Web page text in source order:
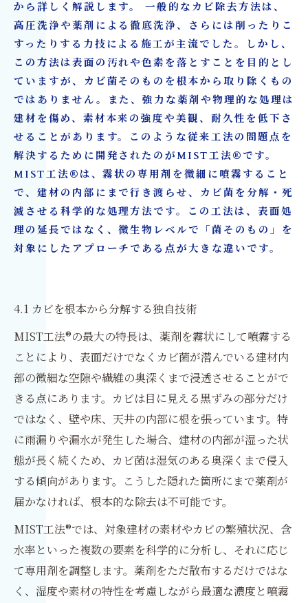
から詳しく解説します。 一般的なカビ除去方法は、
高圧洗浄や薬剤による徹底洗浄、さらには削ったりこ
すったりする力技による施工が主流でした。しかし、
この方法は表面の汚れや色素を落とすことを目的とし
ていますが、カビ菌そのものを根本から取り除くもの
ではありません。また、強力な薬剤や物理的な処理は
建材を傷め、素材本来の強度や美観、耐久性を低下さ
せることがあります。このような従来工法の問題点を
解決するために開発されたのがMIST工法®です。
MIST工法®は、霧状の専用剤を微細に噴霧すること
で、建材の内部にまで行き渡らせ、カビ菌を分解・死
滅させる科学的な処理方法です。この工法は、表面処
理の延長ではなく、微生物レベルで「菌そのもの」を
対象にしたアプローチである点が大きな違いです。
4.1 カビを根本から分解する独自技術
MIST工法®の最大の特長は、薬剤を霧状にして噴霧する
ことにより、表面だけでなくカビ菌が潜んでいる建材内
部の微細な空隙や繊維の奥深くまで浸透させることがで
きる点にあります。カビは目に見える黒ずみの部分だけ
ではなく、壁や床、天井の内部に根を張っています。特
に雨漏りや漏水が発生した場合、建材の内部が湿った状
態が長く続くため、カビ菌は湿気のある奥深くまで侵入
する傾向があります。こうした隠れた箇所にまで薬剤が
届かなければ、根本的な除去は不可能です。
MIST工法®では、対象建材の素材やカビの繁殖状況、含
水率といった複数の要素を科学的に分析し、それに応じ
て専用剤を調整します。薬剤をただ散布するだけではな
く、湿度や素材の特性を考慮しながら最適な濃度と噴霧